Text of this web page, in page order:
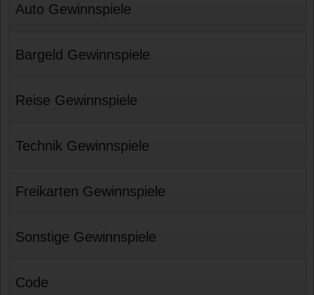
Auto Gewinnspiele
Bargeld Gewinnspiele
Reise Gewinnspiele
Technik Gewinnspiele
Freikarten Gewinnspiele
Sonstige Gewinnspiele
Code